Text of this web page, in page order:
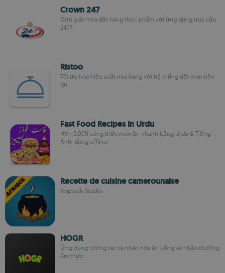
Crown 247
Đơn giản hóa đặt hàng thực phẩm với ứng dụng truy cập
24/7
Ristoo
Tối ưu hóa hiệu suất nhà hàng với hệ thống đặt món tiện
lợi
Fast Food Recipes In Urdu
Hơn 5.000 công thức món ăn nhanh bằng Urdu & Tiếng
Anh, dùng offline
Recette de cuisine camerounaise
Apptech Studio
HOGR
Ứng dụng tương tác cá nhân hóa ăn uống và nhận thưởng
ẩm thực